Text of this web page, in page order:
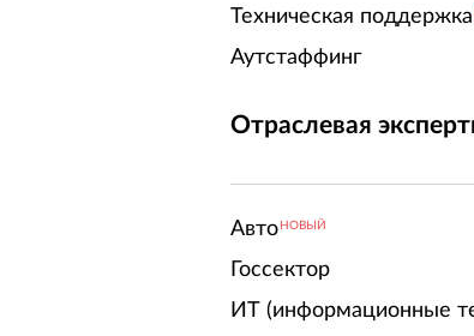
Техническая поддержка
Аутстаффинг
Отраслевая
Авто НОВЫЙ
Госсектор
ИТ (информационные